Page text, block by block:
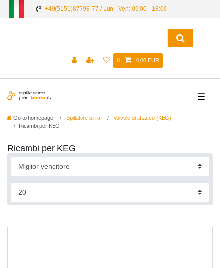
+49(5151)87798-77 / Lun - Ven: 09:00 - 18:00
0 0,00 EUR
☰
Go to homepage Spillatore birra
Valvole di attacco (KEG)
Ricambi per KEG
Ricambi per KEG